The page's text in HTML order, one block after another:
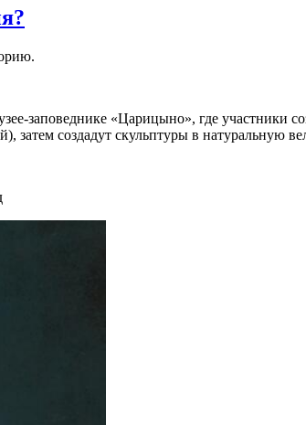
заповеднике «Царицыно», где
затем создадут скульптуры в натуральную